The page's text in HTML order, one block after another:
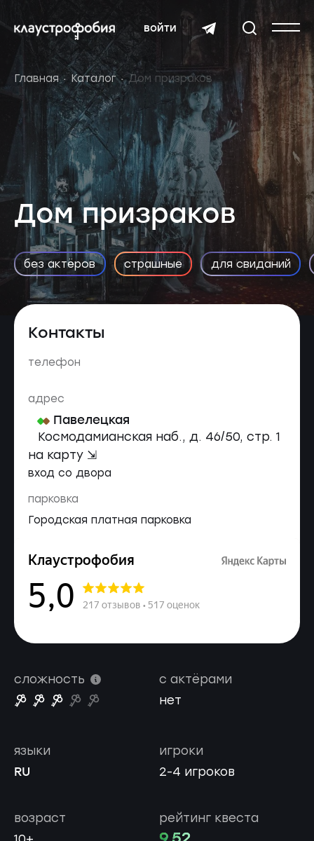
войти
Главная Каталог Дом призраков
Дом призраков
без актёров страшные для свиданий
Контакты
телефон
адрес
Павелецкая
Космодамианская наб., д. 46/50, стр. 1
на карту ⇲
вход со двора
парковка
Городская платная парковка
сложность
с актёрами
нет
игроки
2-4 игроков
языки
RU
возраст
рейтинг квеста